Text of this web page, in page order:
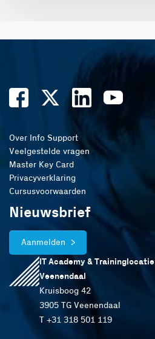
Over Info Support
Veelgestelde vragen
Master Key Card
Privacyverklaring
Cursusvoorwaarden
Nieuwsbrief
Aanmelden
IT Academy & Traininglocatie
Veenendaal
Kruisboog 42
3905 TG Veenendaal
T +31 318 501 119